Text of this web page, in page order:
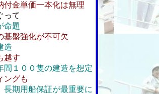
付金単価一本化は無理
って
命題
基盤強化が不可欠
造
越す
間１００隻の建造を想定
ングも
長期用船保証が最重要に